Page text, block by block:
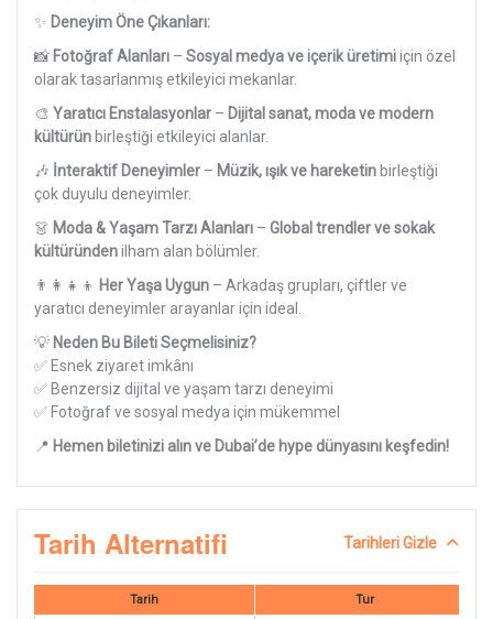
✨ Deneyim Öne Çıkanları:
📸 Fotoğraf Alanları – Sosyal medya ve içerik üretimiiçin özel
olarak tasarlanmış etkileyici mekanlar.
🎨 Yaratıcı Enstalasyonlar – Dijital sanat, moda ve modern
kültürün birleştiği etkileyici alanlar.
🎶 İnteraktif Deneyimler – Müzik, ışık ve hareketin birleştiği
çok duyulu deneyimler.
👗 Moda & Yaşam Tarzı Alanları – Global trendler ve sokak
kültüründenilham alan bölümler.
👨‍👩‍👧‍👦 Her Yaşa Uygun – Arkadaş grupları, çiftler ve
yaratıcı deneyimler arayanlar için ideal.
💡 Neden Bu Bileti Seçmelisiniz?
✅ Esnek ziyaret imkânı
✅ Benzersiz dijital ve yaşam tarzı deneyimi
✅ Fotoğraf ve sosyal medya için mükemmel
📍 Hemen biletinizi alın ve Dubai’de hype dünyasını keşfedin!
Tarih Alternatifi Tarihleri Gizle
Tarih Tur